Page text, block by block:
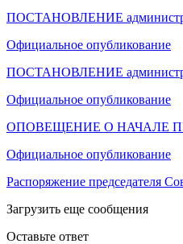
ПОСТАНОВЛЕНИЕ
Официальное опубликование
ПОСТАНОВЛЕНИЕ
Официальное опубликование
ОПОВЕЩЕНИЕ О НАЧАЛЕ
Официальное опубликование
Распоряжение председателя
Загрузить еще сообщения
Оставьте ответ